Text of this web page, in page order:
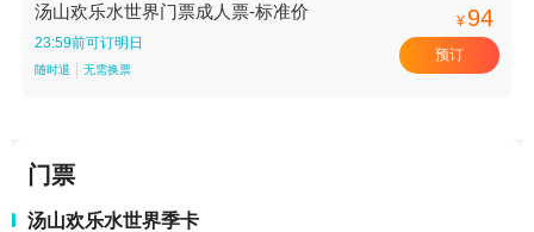
汤山欢乐水世界门票成人票-标准价
23:59前可订明日
随时退 无需换票
¥ 94
预订
门票
汤山欢乐水世界季卡